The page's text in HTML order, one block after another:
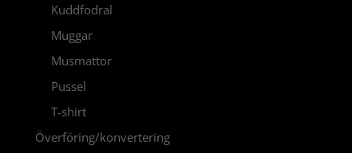
Kuddfodral
Muggar
Musmattor
Pussel
T-shirt
Överföring/konvertering